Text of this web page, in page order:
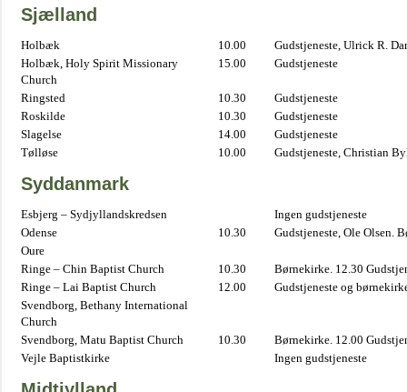
Sjælland
Holbæk 10.00
Gudstjeneste, Ulrick R.
Holbæk, Holy Spirit Missionary
Church
15.00 Gudstjeneste
Ringsted 10.30
Gudstjeneste
Roskilde
10.30
Gudstjeneste
Slagelse
14.00
Gudstjeneste
Tølløse
10.00 Gudstjeneste, Christian
Syddanmark
Esbjerg – Sydjyllandskredsen
Ingen gudstjeneste
Odense
10.30
Gudstjeneste, Ole Olsen.
Oure
Ringe – Chin Baptist Church
10.30
Børnekirke. 12.30
Ringe – Lai Baptist Church
12.00
Gudstjeneste og
Svendborg, Bethany International
Church
Svendborg, Matu Baptist Church
10.30
Børnekirke. 12.00
Vejle Baptistkirke
Ingen gudstjeneste